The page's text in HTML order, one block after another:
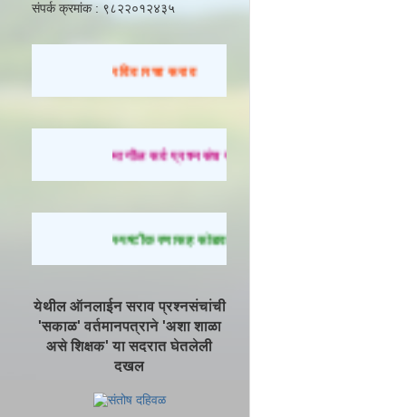
संपर्क क्रमांक : ९८२२०१२४३५
रविवारचा सराव
मागील सर्व प्रश्नसंच सोडवण्यासाठी येथे क्लिक करा.
स्पष्टीकरणासह सोडवलेले प्रश्न पाहण्यासाठी येथे क्लिक
येथील ऑनलाईन सराव प्रश्नसंचांची
'सकाळ' वर्तमानपत्राने 'अशा शाळा
असे शिक्षक' या सदरात घेतलेली
दखल